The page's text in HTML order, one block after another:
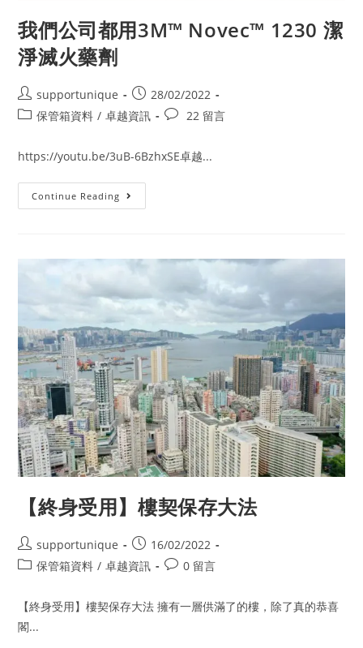
我們公司都用3M™ Novec™ 1230 潔
淨滅火藥劑
Post
author:
supportunique
Post
published:
28/02/2022
Post保管箱資料 / 卓越資訊
Post 22 留言
https://youtu.be/3uB-6BzhxSE卓越...
Continue Reading 我
們
潔
淨
滅
火
藥
劑
【終身受用】樓契保存大法
Post
author:
supportunique
Post
published:
16/02/2022
Post保管箱資料 / 卓越資訊
Post0 留言
【終身受用】樓契保存大法 擁有一層供滿了的樓，除了真的恭喜
閣...